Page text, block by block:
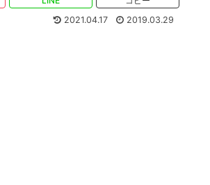
2021.04.17
2019.03.29